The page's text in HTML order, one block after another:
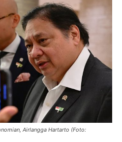
Airlangga Hartarto (Foto: